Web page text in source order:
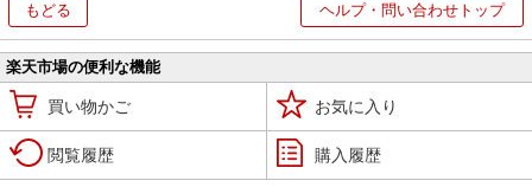
もどる ヘルプ・問い合わせトップ
楽天市場の便利な機能
買い物かご お気に入り
閲覧履歴 購入履歴